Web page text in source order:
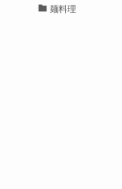
麺料理